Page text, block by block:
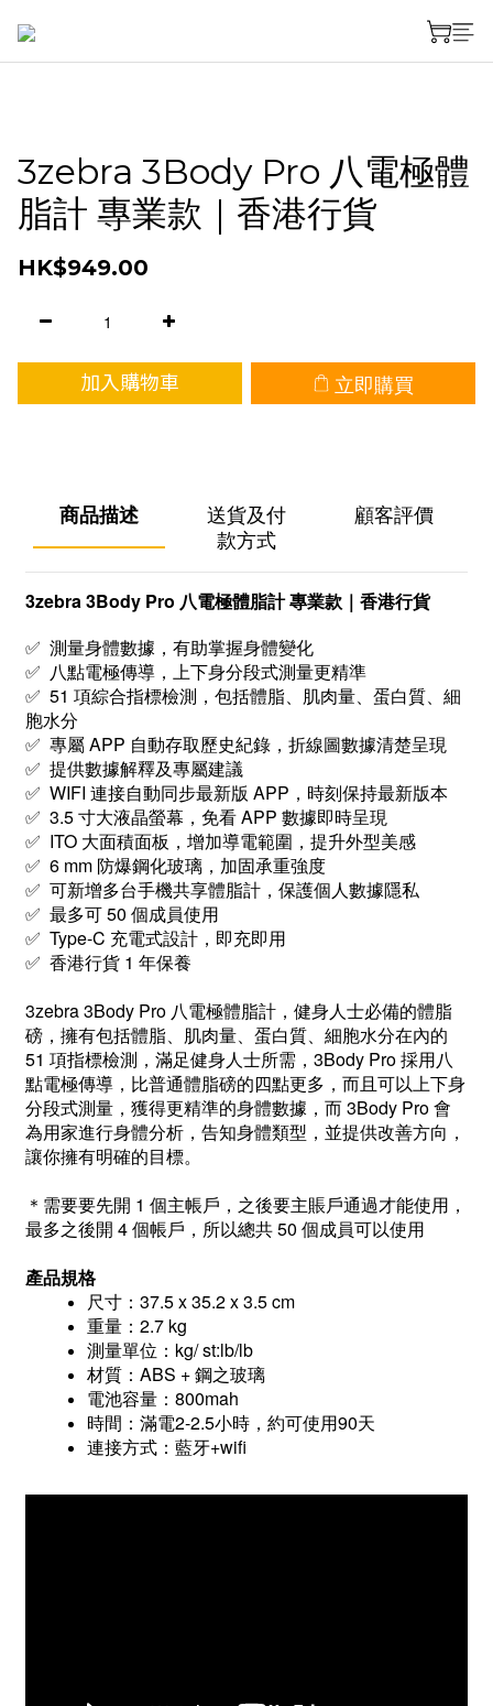
3zebra 3Body Pro 八電極體
脂計 專業款｜香港行貨
HK$949.00
加入購物車 立即購買
商品描述
送貨及付
款方式
顧客評價
3zebra 3Body Pro 八電極體脂計 專業款｜香港行貨
✅ 測量身體數據，有助掌握身體變化
✅ 八點電極傳導，上下身分段式測量更精準
✅ 51 項綜合指標檢測，包括體脂、肌肉量、蛋白質、細
胞水分
✅ 專屬 APP 自動存取歷史紀錄，折線圖數據清楚呈現
✅ 提供數據解釋及專屬建議
✅ WIFI 連接自動同步最新版 APP，時刻保持最新版本
✅ 3.5 寸大液晶螢幕，免看 APP 數據即時呈現
✅ ITO 大面積面板，增加導電範圍，提升外型美感
✅ 6 mm 防爆鋼化玻璃，加固承重強度
✅ 可新增多台手機共享體脂計，保護個人數據隱私
✅ 最多可 50 個成員使用
✅ Type-C 充電式設計，即充即用
✅ 香港行貨 1 年保養
3zebra 3Body Pro 八電極體脂計，健身人士必備的體脂
磅，擁有包括體脂、肌肉量、蛋白質、細胞水分在內的
51 項指標檢測，滿足健身人士所需，3Body Pro 採用八
點電極傳導，比普通體脂磅的四點更多，而且可以上下身
分段式測量，獲得更精準的身體數據，而 3Body Pro 會
為用家進行身體分析，告知身體類型，並提供改善方向，
讓你擁有明確的目標。
＊需要要先開 1 個主帳戶，之後要主賬戶通過才能使用，
最多之後開 4 個帳戶，所以總共 50 個成員可以使用
產品規格
尺寸：37.5 x 35.2 x 3.5 cm
重量：2.7 kg
測量單位：kg/ st:lb/lb
材質：ABS + 鋼之玻璃
電池容量：800mah
時間：滿電2-2.5小時，約可使用90天
連接方式：藍牙+wifi